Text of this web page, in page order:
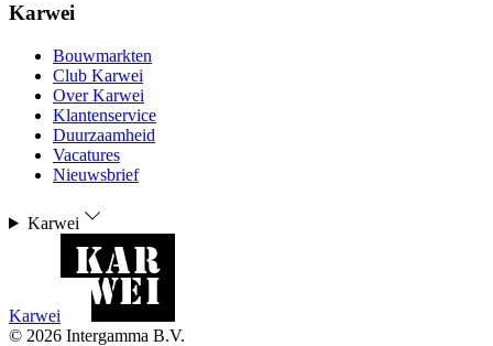
Karwei
Bouwmarkten
Club Karwei
Over Karwei
Klantenservice
Duurzaamheid
Vacatures
Nieuwsbrief
Karwei
Karwei
© 2026 Intergamma B.V.